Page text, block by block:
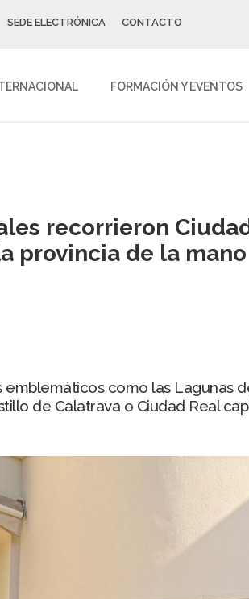
SEDE ELECTRÓNICA CONTACTO
FORMACIÓN Y EVENTOS
recorrieron
provincia de la
como las Lagunas
de Calatrava o Ciudad Real